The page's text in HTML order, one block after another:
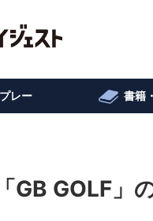
レー 書籍
GB GOLF」